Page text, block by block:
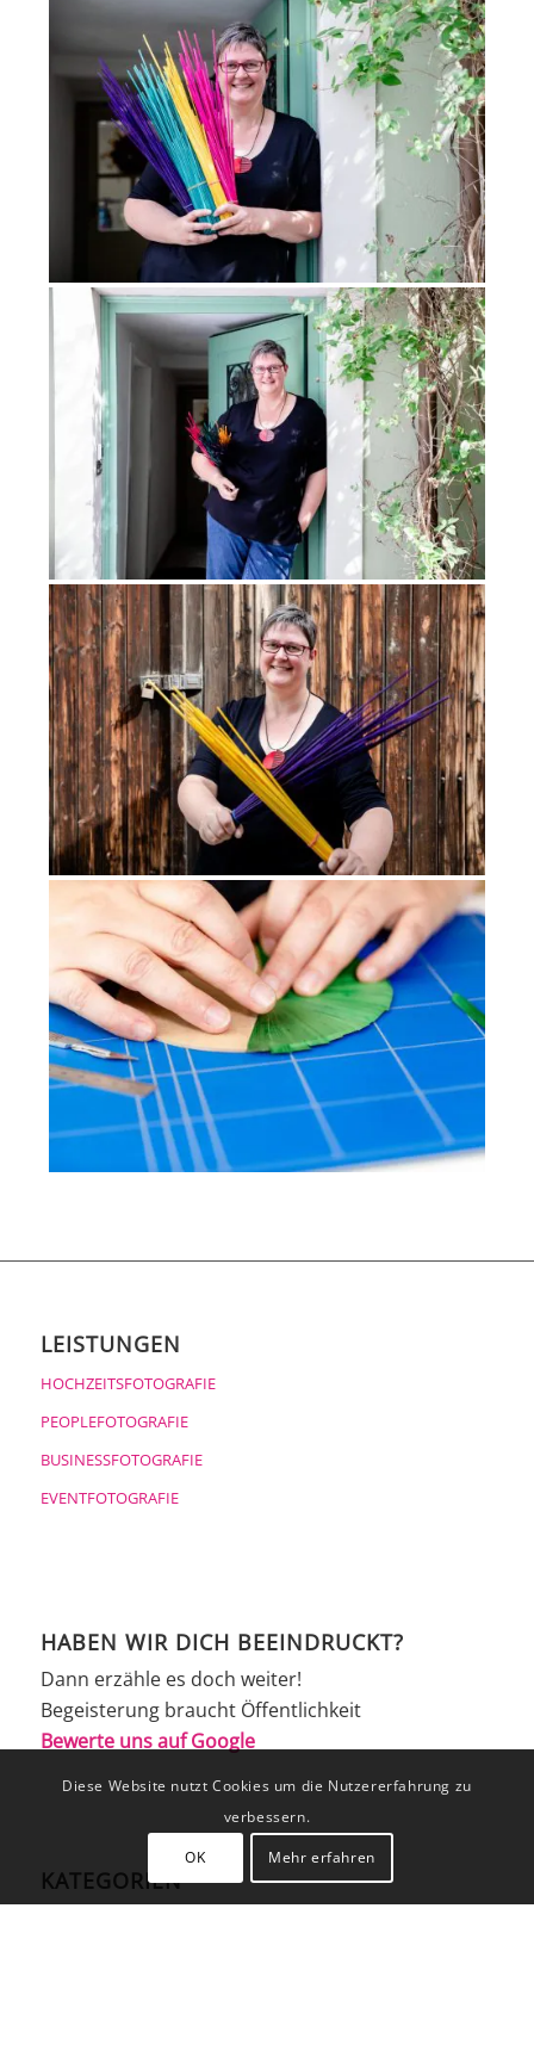
LEISTUNGEN
HOCHZEITSFOTOGRAFIE
PEOPLEFOTOGRAFIE
BUSINESSFOTOGRAFIE
EVENTFOTOGRAFIE
HABEN WIR DICH BEEINDRUCKT?
Dann erzähle es doch weiter!
Begeisterung braucht Öffentlichkeit
Bewerte uns auf Google
KATEGORIEN
Diese Website nutzt Cookies um die Nutzererfahrung zu
verbessern.
OK Mehr erfahren